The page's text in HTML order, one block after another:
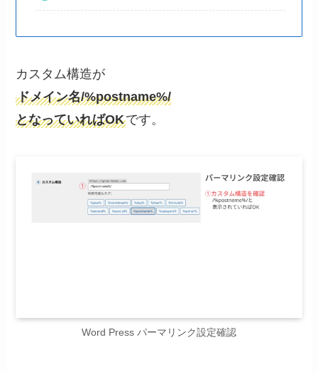
カスタム構造が
ドメイン名/%postname%/
となっていればOKです。
Word Press パーマリンク設定確認